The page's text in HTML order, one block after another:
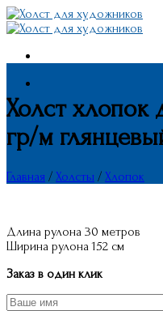
Skip
to
Холст хлопок
гр/м
Главная / Холсты / Хлопок
Длина рулона 30 метров
Ширина рулона 152 см
Заказ в один клик